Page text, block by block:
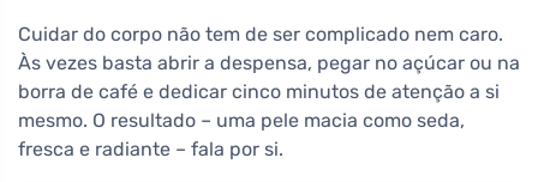
Cuidar do corpo não tem de ser complicado nem caro.
Às vezes basta abrir a despensa, pegar no açúcar ou na
borra de café e dedicar cinco minutos de atenção a si
mesmo. O resultado – uma pele macia como seda,
fresca e radiante – fala por si.